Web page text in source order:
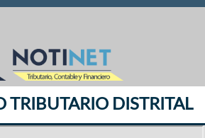
TRIBUTARIO DISTRITAL